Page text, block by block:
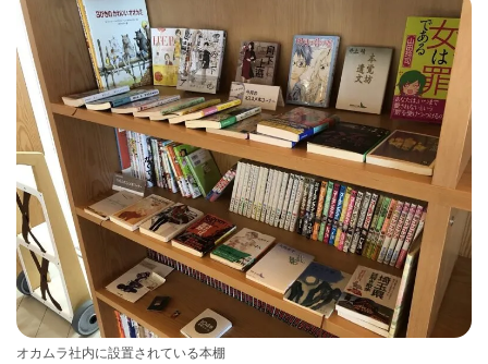
オカムラ社内に設置されている本棚